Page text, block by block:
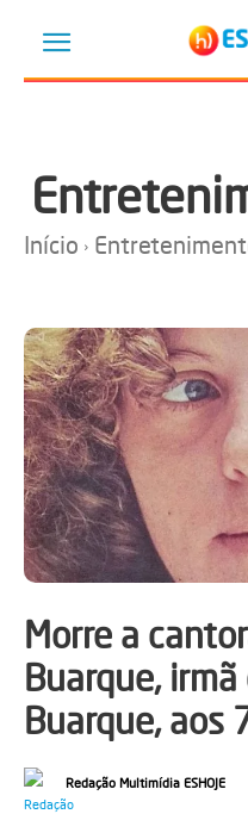
Início
Morre a
Buarque, irmã
Buarque, aos
Redação Multimídia ESHOJE